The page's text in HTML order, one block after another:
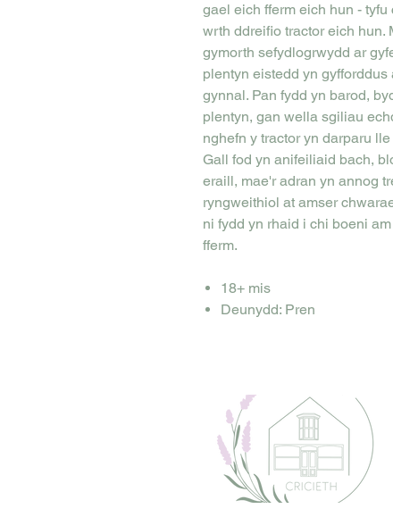
gael eich fferm eich hun -
wrth ddreifio tractor eich hun.
gymorth sefydlogrwydd ar
plentyn eistedd yn
gynnal. Pan fydd yn barod,
plentyn, gan wella sgiliau
nghefn y tractor yn darparu
Gall fod yn anifeiliaid bach,
eraill, mae'r adran yn annog
ryngweithiol at amser
ni fydd yn rhaid i chi boeni
fferm.
18+ mis
Deunydd: Pren